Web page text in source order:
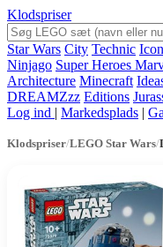
Klodspriser
Star Wars City Technic
Ninjago Super Heroes
Architecture Minecraft
DREAMZzz Editions
Log ind | Markedsplads |
Klodspriser/LEGO Star Wars/